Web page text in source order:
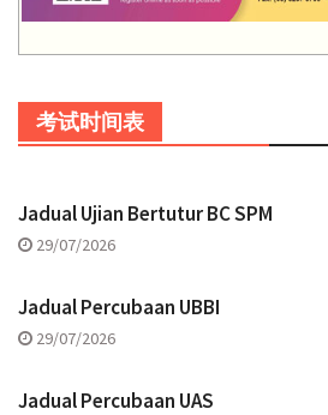
考试时间表
Jadual Ujian Bertutur BC SPM
29/07/2026
Jadual Percubaan UBBI
29/07/2026
Jadual Percubaan UAS